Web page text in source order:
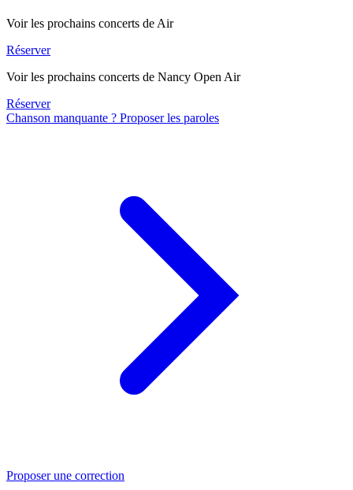
Voir les prochains concerts de Air
Réserver
Voir les prochains concerts de Nancy Open Air
Réserver
Chanson manquante ? Proposer les paroles
Proposer une correction